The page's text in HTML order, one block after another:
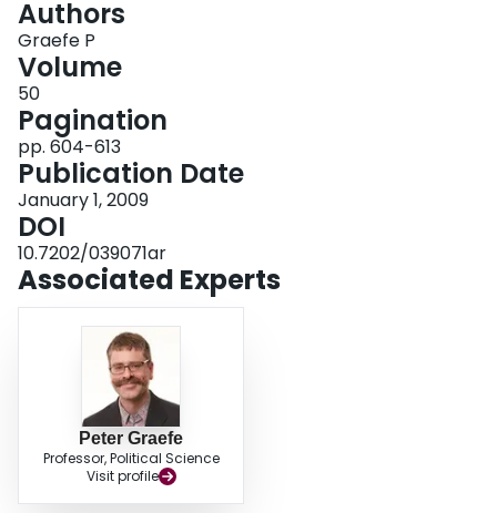
Authors
Graefe P
Volume
50
Pagination
pp. 604-613
Publication Date
January 1, 2009
DOI
10.7202/039071ar
Associated Experts
Peter Graefe
Professor, Political Science
Visit profile